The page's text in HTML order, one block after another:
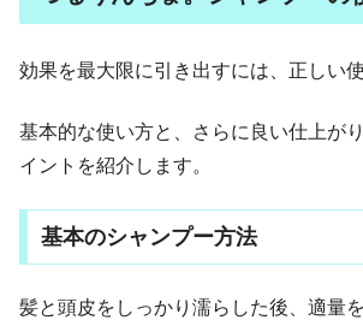
効果を最大限に引き出すには、正しい
基本的な使い方と、さらに良い仕上が
イントを紹介します。
基本のシャンプー方法
髪と頭皮をしっかり濡らした後、適量